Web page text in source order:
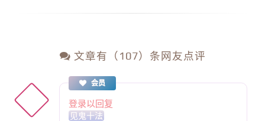
文章有（107）条网友点评
会员
登录以回复
见鬼十法